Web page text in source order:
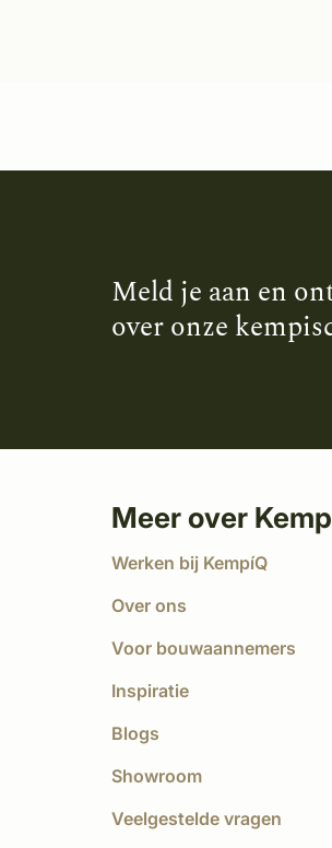
Meld je aan en
over onze
Meer over
Werken bij KempíQ
Over ons
Voor bouwaannemers
Inspiratie
Blogs
Showroom
Veelgestelde vragen